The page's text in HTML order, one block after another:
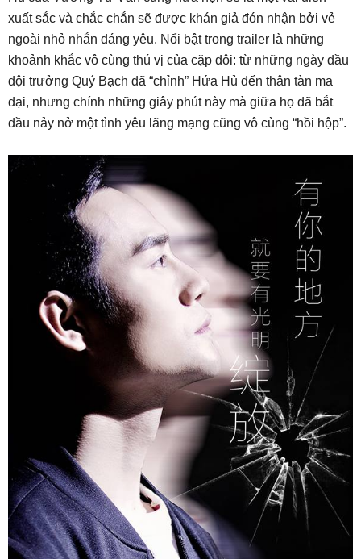
xuất sắc và chắc chắn sẽ được khán giả đón nhận bởi vẻ
ngoài nhỏ nhắn đáng yêu. Nổi bật trong trailer là những
khoảnh khắc vô cùng thú vị của cặp đôi: từ những ngày đầu
đội trưởng Quý Bạch đã “chỉnh” Hứa Hủ đến thân tàn ma
dại, nhưng chính những giây phút này mà giữa họ đã bắt
đầu nảy nở một tình yêu lãng mạng cũng vô cùng “hồi hộp”.